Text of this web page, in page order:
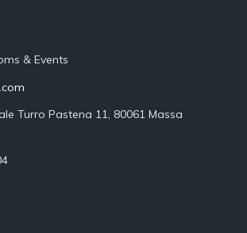
& Events
Turro Pastena 11, 80061 Massa